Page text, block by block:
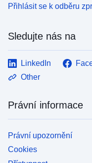
Přihlásit se k odběru
Sledujte nás na
LinkedIn
Other
Právní informace
Právní upozornění
Cookies